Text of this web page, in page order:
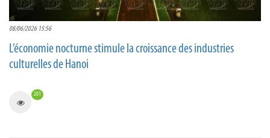
08/06/2026 15:56
L’économie nocturne stimule la croissance des industries
culturelles de Hanoi
201